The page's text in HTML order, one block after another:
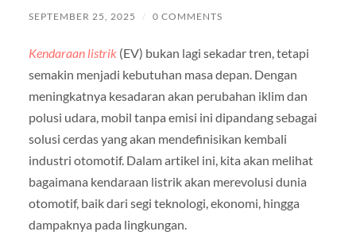
SEPTEMBER 25, 2025 / 0 COMMENTS
Kendaraan listrik(EV) bukan lagi sekadar tren, tetapi
semakin menjadi kebutuhan masa depan. Dengan
meningkatnya kesadaran akan perubahan iklim dan
polusi udara, mobil tanpa emisi ini dipandang sebagai
solusi cerdas yang akan mendefinisikan kembali
industri otomotif. Dalam artikel ini, kita akan melihat
bagaimana kendaraan listrik akan merevolusi dunia
otomotif, baik dari segi teknologi, ekonomi, hingga
dampaknya pada lingkungan.